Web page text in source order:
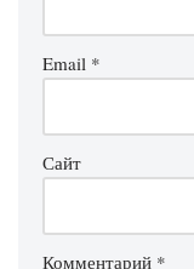
Email *
Сайт
Комментарий *